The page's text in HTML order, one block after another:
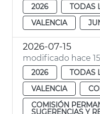
2026
TODAS
VALENCIA
2026-07-15
modificado hace
2026
TODAS
VALENCIA
COMISIÓN
SUGERENCIAS Y